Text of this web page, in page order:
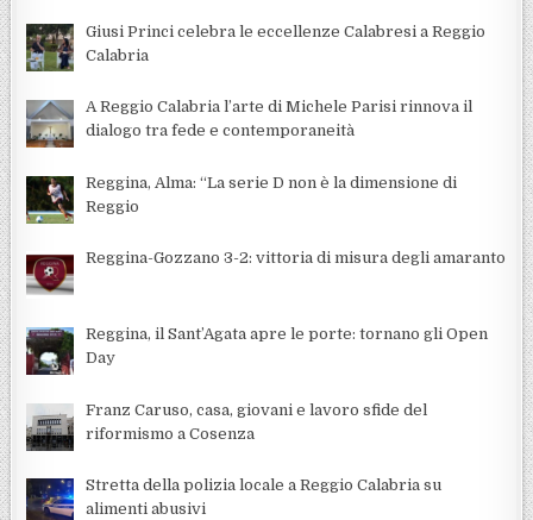
Giusi Princi celebra le eccellenze Calabresi a Reggio
Calabria
A Reggio Calabria l’arte di Michele Parisi rinnova il
dialogo tra fede e contemporaneità
Reggina, Alma: “La serie D non è la dimensione di
Reggio
Reggina-Gozzano 3-2: vittoria di misura degli amaranto
Reggina, il Sant’Agata apre le porte: tornano gli Open
Day
Franz Caruso, casa, giovani e lavoro sfide del
riformismo a Cosenza
Stretta della polizia locale a Reggio Calabria su
alimenti abusivi